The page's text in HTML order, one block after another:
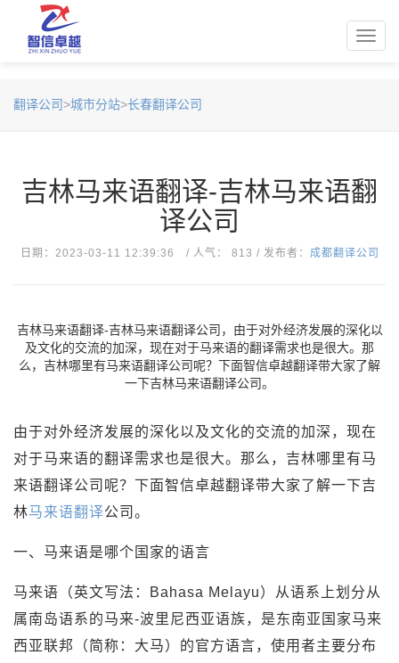
翻译公司>城市分站>长春翻译公司
吉林马来语翻译-吉林马来语翻
译公司
日期：2023-03-11 12:39:36 / 人气： 813 / 发布者： 成都翻译公司
吉林马来语翻译-吉林马来语翻译公司，​由于对外经济发展的深化以
及文化的交流的加深，现在对于马来语的翻译需求也是很大。那
么，吉林哪里有马来语翻译公司呢？下面智信卓越翻译带大家了解
一下吉林马来语翻译公司。
由于对外经济发展的深化以及文化的交流的加深，现在
对于马来语的翻译需求也是很大。那么，吉林哪里有马
来语翻译公司呢？下面智信卓越翻译带大家了解一下吉
林马来语翻译公司。
一、马来语是哪个国家的语言
马来语（英文写法：Bahasa Melayu）从语系上划分从
属南岛语系的马来-波里尼西亚语族，是东南亚国家马来
西亚联邦（简称：大马）的官方语言，使用者主要分布